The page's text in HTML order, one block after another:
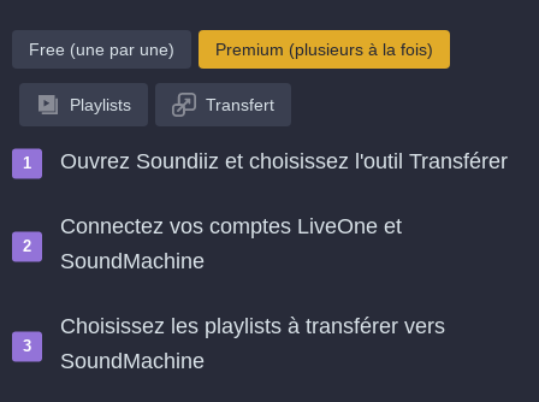
Free (une par une) Premium (plusieurs à la fois)
Playlists Transfert
Ouvrez Soundiiz et choisissez l'outil Transférer
Connectez vos comptes LiveOne et
SoundMachine
Choisissez les playlists à transférer vers
SoundMachine